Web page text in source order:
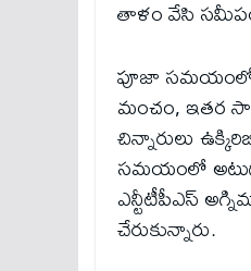
తాళం వేసి
పూజా సమయంలో
మంచం, ఇతర
చిన్నారులు
సమయంలో అటుగా
ఎన్టీటీపీఎస్
చేరుకున్నారు.